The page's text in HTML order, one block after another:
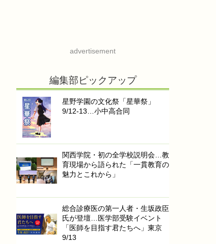
advertisement
編集部ピックアップ
星野学園の文化祭「星華祭」
9/12-13…小中高合同
関西学院・初の全学校説明会…教
育現場から語られた「一貫教育の
魅力とこれから」
総合診療医の第一人者・生坂政臣
氏が登壇…医学部受験イベント
「医師を目指す君たちへ」東京
9/13